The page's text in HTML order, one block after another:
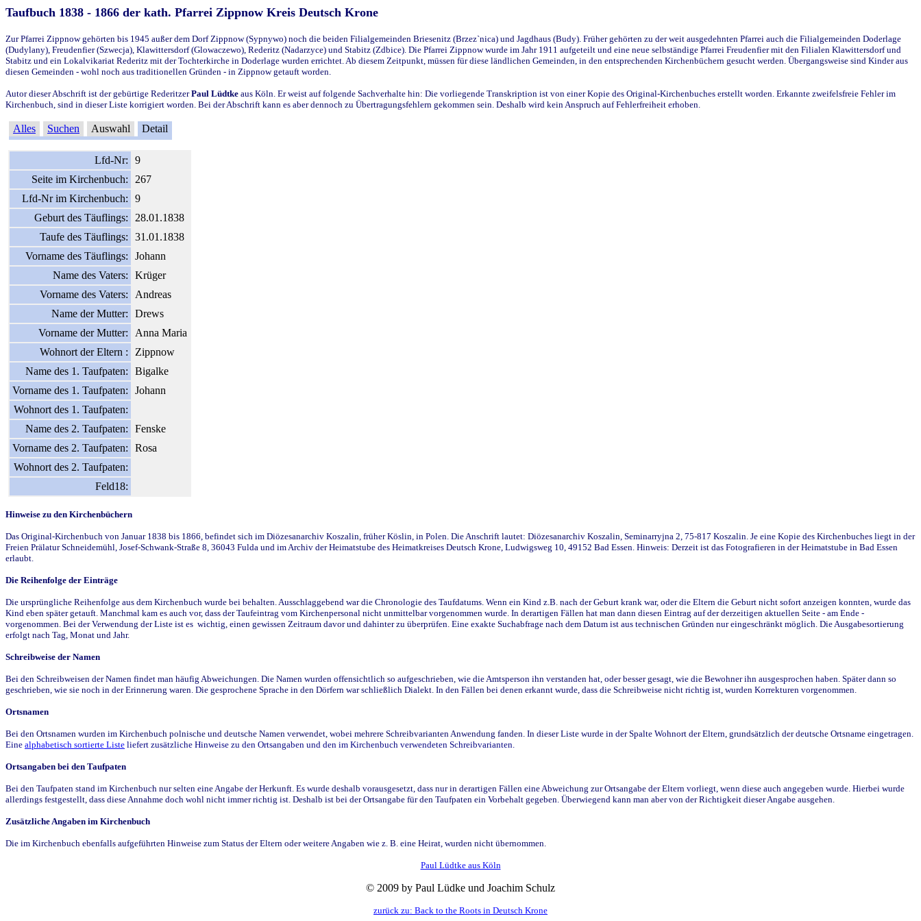
Taufbuch 1838 - 1866 der kath. Pfarrei Zippnow Kreis Deutsch Krone
Zur Pfarrei Zippnow gehörten bis 1945 außer dem Dorf Zippnow (Sypnywo) noch die beiden Filialgemeinden Briesenitz (Brzez`nica) und Jagdhaus (Budy). Früher gehörten zu der weit ausgedehnten Pfarrei auch die Filialgemeinden Doderlage
(Dudylany), Freudenfier (Szwecja), Klawittersdorf (Glowaczewo), Rederitz (Nadarzyce) und Stabitz (Zdbice). Die Pfarrei Zippnow wurde im Jahr 1911 aufgeteilt und eine neue selbständige Pfarrei Freudenfier mit den Filialen Klawittersdorf und
Stabitz und ein Lokalvikariat Rederitz mit der Tochterkirche in Doderlage wurden errichtet. Ab diesem Zeitpunkt, müssen für diese ländlichen Gemeinden, in den entsprechenden Kirchenbüchern gesucht werden. Übergangsweise sind Kinder aus
diesen Gemeinden - wohl noch aus traditionellen Gründen - in Zippnow getauft worden.
Autor dieser Abschrift ist der gebürtige RederitzerPaul Lüdtke aus Köln. Er weist auf folgende Sachverhalte hin: Die vorliegende Transkription ist von einer Kopie des Original-Kirchenbuches erstellt worden. Erkannte zweifelsfreie Fehler im
Kirchenbuch, sind in dieser Liste korrigiert worden. Bei der Abschrift kann es aber dennoch zu Übertragungsfehlern gekommen sein. Deshalb wird kein Anspruch auf Fehlerfreiheit erhoben.
Alles Suchen Auswahl Detail
Lfd-Nr:
9
Seite im Kirchenbuch:
267
Lfd-Nr im Kirchenbuch:
9
Geburt des Täuflings:
28.01.1838
Taufe des Täuflings:
31.01.1838
Vorname des Täuflings:
Johann
Name des Vaters:
Krüger
Vorname des Vaters:
Andreas
Name der Mutter:
Drews
Vorname der Mutter:
Anna Maria
Wohnort der Eltern :
Zippnow
Name des 1. Taufpaten:
Bigalke
Vorname des 1. Taufpaten:
Johann
Wohnort des 1. Taufpaten:
Name des 2. Taufpaten:
Fenske
Vorname des 2. Taufpaten:
Rosa
Wohnort des 2. Taufpaten:
Feld18:
Hinweise zu den Kirchenbüchern
Das Original-Kirchenbuch von Januar 1838 bis 1866, befindet sich im Diözesanarchiv Koszalin, früher Köslin, in Polen. Die Anschrift lautet: Diözesanarchiv Koszalin, Seminarryjna 2, 75-817 Koszalin. Je eine Kopie des Kirchenbuches liegt in der
Freien Prälatur Schneidemühl, Josef-Schwank-Straße 8, 36043 Fulda und im Archiv der Heimatstube des Heimatkreises Deutsch Krone, Ludwigsweg 10, 49152 Bad Essen. Hinweis: Derzeit ist das Fotografieren in der Heimatstube in Bad Essen
erlaubt.
Die Reihenfolge der Einträge
Die ursprüngliche Reihenfolge aus dem Kirchenbuch wurde bei behalten. Ausschlaggebend war die Chronologie des Taufdatums. Wenn ein Kind z.B. nach der Geburt krank war, oder die Eltern die Geburt nicht sofort anzeigen konnten, wurde das
Kind eben später getauft. Manchmal kam es auch vor, dass der Taufeintrag vom Kirchenpersonal nicht unmittelbar vorgenommen wurde. In derartigen Fällen hat man dann diesen Eintrag auf der derzeitigen aktuellen Seite - am Ende -
vorgenommen. Bei der Verwendung der Liste ist es wichtig, einen gewissen Zeitraum davor und dahinter zu überprüfen. Eine exakte Suchabfrage nach dem Datum ist aus technischen Gründen nur eingeschränkt möglich. Die Ausgabesortierung
erfolgt nach Tag, Monat und Jahr.
Schreibweise der Namen
Bei den Schreibweisen der Namen findet man häufig Abweichungen. Die Namen wurden offensichtlich so aufgeschrieben, wie die Amtsperson ihn verstanden hat, oder besser gesagt, wie die Bewohner ihn ausgesprochen haben. Später dann so
geschrieben, wie sie noch in der Erinnerung waren. Die gesprochene Sprache in den Dörfern war schließlich Dialekt. In den Fällen bei denen erkannt wurde, dass die Schreibweise nicht richtig ist, wurden Korrekturen vorgenommen.
Ortsnamen
Bei den Ortsnamen wurden im Kirchenbuch polnische und deutsche Namen verwendet, wobei mehrere Schreibvarianten Anwendung fanden. In dieser Liste wurde in der Spalte Wohnort der Eltern, grundsätzlich der deutsche Ortsname eingetragen.
Eine alphabetisch sortierte Liste liefert zusätzliche Hinweise zu den Ortsangaben und den im Kirchenbuch verwendeten Schreibvarianten.
Ortsangaben bei den Taufpaten
Bei den Taufpaten stand im Kirchenbuch nur selten eine Angabe der Herkunft. Es wurde deshalb vorausgesetzt, dass nur in derartigen Fällen eine Abweichung zur Ortsangabe der Eltern vorliegt, wenn diese auch angegeben wurde. Hierbei wurde
allerdings festgestellt, dass diese Annahme doch wohl nicht immer richtig ist. Deshalb ist bei der Ortsangabe für den Taufpaten ein Vorbehalt gegeben. Überwiegend kann man aber von der Richtigkeit dieser Angabe ausgehen.
Zusätzliche Angaben im Kirchenbuch
Die im Kirchenbuch ebenfalls aufgeführten Hinweise zum Status der Eltern oder weitere Angaben wie z. B. eine Heirat, wurden nicht übernommen.
Paul Lüdtke aus Köln
© 2009 by Paul Lüdke und Joachim Schulz
zurück zu: Back to the Roots in Deutsch Krone